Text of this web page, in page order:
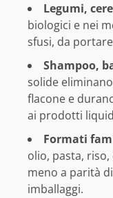
Legumi,
biologici e nei
sfusi, da
Shampoo,
solide
flacone e
ai prodotti
Formati
olio, pasta,
meno a parità
imballaggi.